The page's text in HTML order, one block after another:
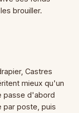
brouiller.
Castres
mieux qu'un
passe d'abord
par poste, puis